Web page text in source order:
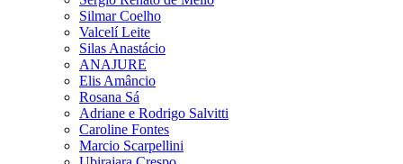
Silmar Coelho
Valcelí Leite
Silas Anastácio
ANAJURE
Elis Amâncio
Rosana Sá
Adriane e Rodrigo Salvitti
Caroline Fontes
Marcio Scarpellini